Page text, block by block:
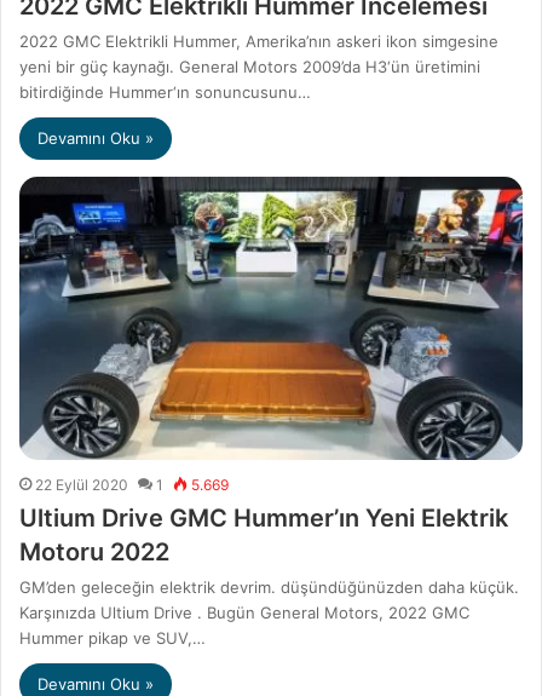
2022 GMC Elektrikli Hummer, Amerika’nın askeri ikon simgesine
yeni bir güç kaynağı. General Motors 2009’da H3‘ün üretimini
bitirdiğinde Hummer‘ın sonuncusunu…
Devamını Oku »
22 Eylül 2020 1 5.669
Ultium Drive GMC Hummer’ın Yeni Elektrik
Motoru 2022
GM’den geleceğin elektrik devrim. düşündüğünüzden daha küçük.
Karşınızda Ultium Drive . Bugün General Motors, 2022 GMC
Hummer pikap ve SUV,…
Devamını Oku »